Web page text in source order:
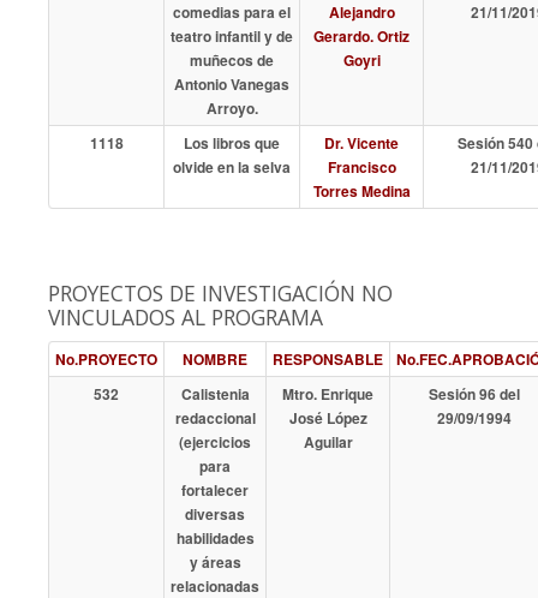
comedias para el
teatro infantil y de
muñecos de
Antonio Vanegas
Arroyo.
Alejandro
Gerardo. Ortiz
Goyri
21/11/
1118
Los libros que
olvide en la selva
Dr. Vicente
Francisco
Torres Medina
Sesión 540
21/11/
PROYECTOS DE INVESTIGACIÓN NO
VINCULADOS AL PROGRAMA
No.PROYECTO NOMBRE RESPONSABLE
532
Calistenia
redaccional
(ejercicios
para
fortalecer
diversas
habilidades
y áreas
relacionadas
Mtro. Enrique
José López
Aguilar
Sesión 96 del
29/09/1994